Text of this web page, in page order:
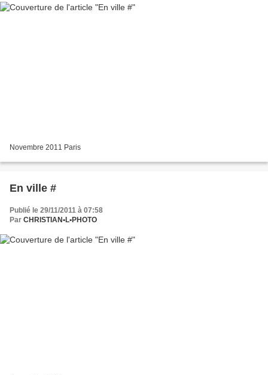
Novembre 2011 Paris
En ville #
Publié le 29/11/2011 à 07:58
Par CHRISTIAN•L•PHOTO